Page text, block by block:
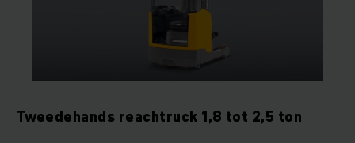
Tweedehands reachtruck 1,8 tot 2,5 ton